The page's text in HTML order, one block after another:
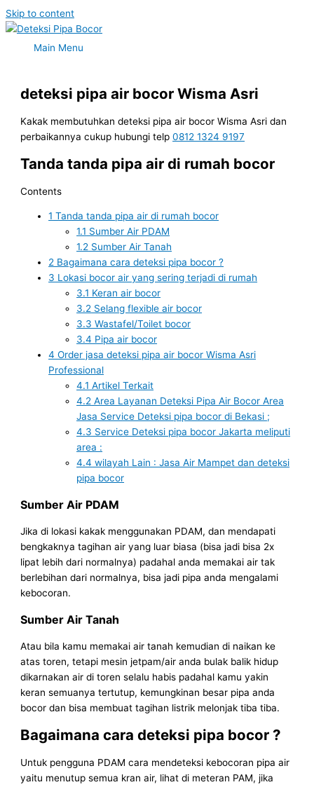
Skip to content
Main Menu
deteksi pipa air bocor Wisma Asri
Kakak membutuhkan deteksi pipa air bocor Wisma Asri dan
perbaikannya cukup hubungi telp0812 1324 9197
Tanda tanda pipa air di rumah bocor
Contents
1 Tanda tanda pipa air di rumah bocor
1.1 Sumber Air PDAM
1.2 Sumber Air Tanah
2 Bagaimana cara deteksi pipa bocor ?
3 Lokasi bocor air yang sering terjadi di rumah
3.1 Keran air bocor
3.2 Selang flexible air bocor
3.3 Wastafel/Toilet bocor
3.4 Pipa air bocor
4 Order jasa deteksi pipa air bocor Wisma Asri
Professional
4.1 Artikel Terkait
4.2 Area Layanan Deteksi Pipa Air Bocor Area
Jasa Service Deteksi pipa bocor di Bekasi ;
4.3 Service Deteksi pipa bocor Jakarta meliputi
area :
4.4 wilayah Lain : Jasa Air Mampet dan deteksi
pipa bocor
Sumber Air PDAM
Jika di lokasi kakak menggunakan PDAM, dan mendapati
bengkaknya tagihan air yang luar biasa (bisa jadi bisa 2x
lipat lebih dari normalnya) padahal anda memakai air tak
berlebihan dari normalnya, bisa jadi pipa anda mengalami
kebocoran.
Sumber Air Tanah
Atau bila kamu memakai air tanah kemudian di naikan ke
atas toren, tetapi mesin jetpam/air anda bulak balik hidup
dikarnakan air di toren selalu habis padahal kamu yakin
keran semuanya tertutup, kemungkinan besar pipa anda
bocor dan bisa membuat tagihan listrik melonjak tiba tiba.
Bagaimana cara deteksi pipa bocor ?
Untuk pengguna PDAM cara mendeteksi kebocoran pipa air
yaitu menutup semua kran air, lihat di meteran PAM, jika